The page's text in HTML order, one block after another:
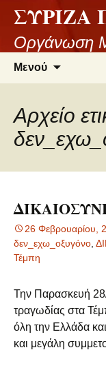
περιεχόμενο
ΣΥΡΙΖΑ
Οργάνωση
Μενού
Αρχείο
26 Φεβρουαρίου,
δεν_εχω_οξυγόνο
Τέμπη
Την Παρασκευή
τραγωδίας στα
όλη την Ελλάδα
και μεγάλη